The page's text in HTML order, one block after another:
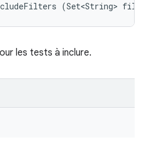
(Set<String>
les tests à inclure.